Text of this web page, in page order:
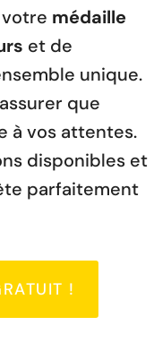
médaille
et de
unique.
que
à vos attentes.
disponibles et
parfaitement
!